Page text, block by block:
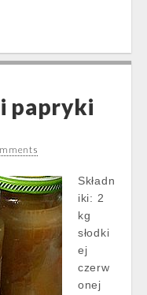
i papryki
Składn
iki: 2
kg
słodki
ej
czerw
onej